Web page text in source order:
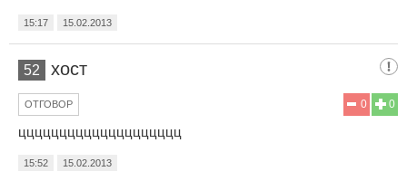
15:17 15.02.2013
52 хост
0
0
ОТГОВОР
цццццццццццццццццццц
15:52 15.02.2013